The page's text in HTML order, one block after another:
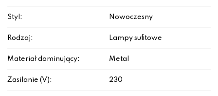
Styl: Nowoczesny
Rodzaj: Lampy sufitowe
Materiał dominujący: Metal
Zasilanie (V): 230